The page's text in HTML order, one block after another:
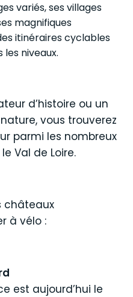
variés, ses villages
magnifiques
itinéraires cyclables
niveaux.
d’histoire ou un
vous trouverez
parmi les nombreux
Val de Loire.
châteaux
à vélo :
est aujourd’hui le